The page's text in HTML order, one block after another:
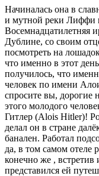
Начиналась она в
и мутной реки Лиффи
Восемнадцатилетняя
Дублине, со своим
посмотреть на
что именно в этот
получилось, что
человек по имени
спросите вы, дорогие
этого молодого
Гитлер (Alois Hitler)!
делал он в стране
банален. Работал
да, в том самом отеле
конечно же ,
представился ей